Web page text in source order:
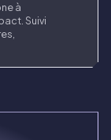
à
Suivi